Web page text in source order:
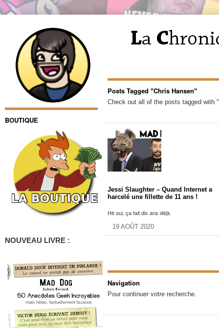
BOUTIQUE
NOUVEAU LIVRE :
Posts Tagged "Chris Hansen"
Check out all of the posts tagged with
Jessi Slaughter – Quand Internet a
harcelé une fillette de 11 ans !
Hé oui, ça fait dix ans déjà.
19 AOÛT 2020
Navigation
Pour continuer votre recherche.